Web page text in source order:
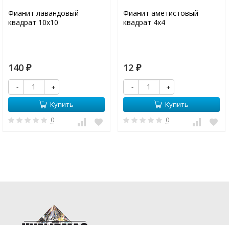
Фианит лавандовый
квадрат 10х10
140 ₽
-
+
Купить
0
Фианит аметистовый
квадрат 4х4
12 ₽
-
+
Купить
0